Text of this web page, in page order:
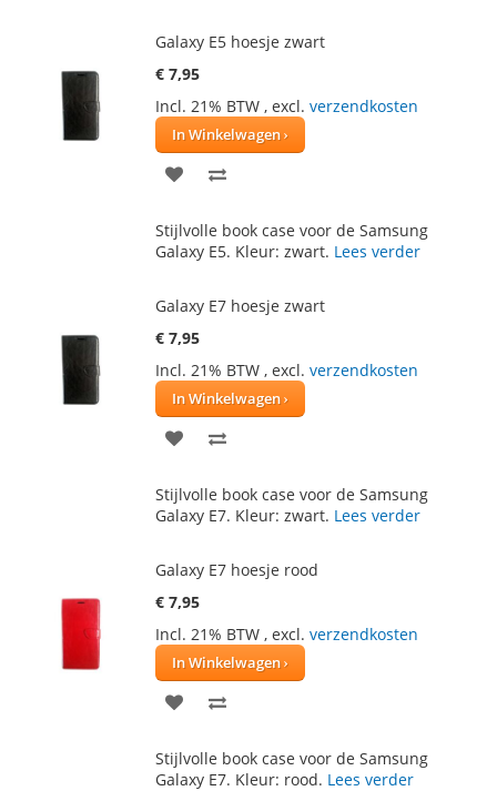
Galaxy E5 hoesje zwart
€ 7,95
Incl. 21% BTW , excl. verzendkosten
In Winkelwagen
VOEG
AAN
TE
Stijlvolle book case voor de Samsung
Galaxy E5. Kleur: zwart. Lees verder
Galaxy E7 hoesje zwart
€ 7,95
Incl. 21% BTW , excl. verzendkosten
In Winkelwagen
VOEG
AAN
TE
Stijlvolle book case voor de Samsung
Galaxy E7. Kleur: zwart. Lees verder
Galaxy E7 hoesje rood
€ 7,95
Incl. 21% BTW , excl. verzendkosten
In Winkelwagen
VOEG
AAN
TE
Stijlvolle book case voor de Samsung
Galaxy E7. Kleur: rood. Lees verder